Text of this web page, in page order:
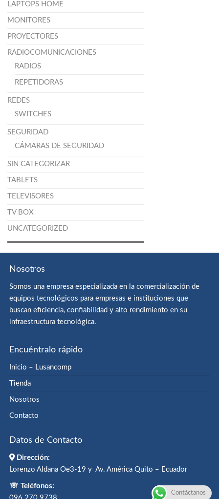
LAPTOPS HOME
MONITORES
PROYECTORES
RADIOCOMUNICACIONES
RADIOS
REPETIDORAS
REDES
SWITCHES
SEGURIDAD
CÁMARAS DE SEGURIDAD
SIN CATEGORIZAR
TABLETS
TELEVISORES
TV BOX
UNCATEGORIZED
Nosotros
Somos una empresa especializada en la comercialización de
equipos tecnológicos para empresas e instituciones que
buscan eficiencia, confiabilidad y alto rendimiento en su
infraestructura tecnológica.
Encuéntralo rápido
Inicio – Lusancomp
Tienda
Nosotros
Contacto
Datos de Contacto
Dirección:
Lorenzo Aldana Oe3-19 y Av. América Quito – Ecuador
☏ Teléfonos:
Contáctanos